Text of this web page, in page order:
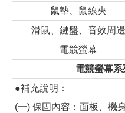
鼠墊、鼠線夾
滑鼠、鍵盤、音效周邊
電競螢幕
電競螢幕
●補充說明：
(一) 保固內容：面板、機